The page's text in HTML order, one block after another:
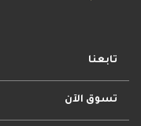
تابعنا
تسوق الآن